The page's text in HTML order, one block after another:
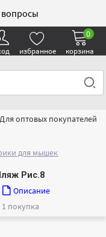
избранное корзина
0
оптовых покупателей
для мышек
Рис.8
Описание
1 покупка